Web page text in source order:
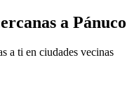
a Pánuco
a ti en ciudades vecinas